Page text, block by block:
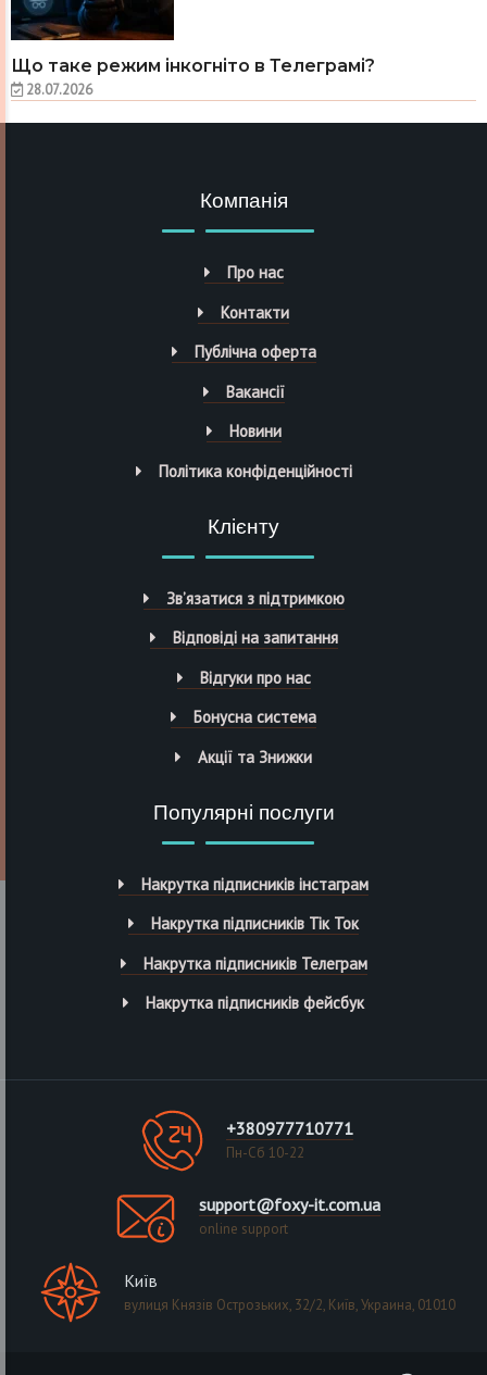
Що таке режим інкогніто в Телеграмі?
28.07.2026
Компанія
Про нас
Контакти
Публічна оферта
Вакансії
Новини
Політика конфіденційності
Клієнту
Зв’язатися з підтримкою
Відповіді на запитання
Відгуки про нас
Бонусна система
Акції та Знижки
Популярні послуги
Накрутка підписників інстаграм
Накрутка підписників Тік Ток
Накрутка підписників Телеграм
Накрутка підписників фейсбук
+380977710771
Пн-Сб 10-22
support@foxy-it.com.ua
online support
Київ
вулиця Князів Острозьких, 32/2, Київ, Украина, 01010